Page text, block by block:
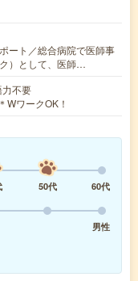
ート／総合病院で医師事
）として、医師…
力不要
WワークOK！
50代
60代
男性